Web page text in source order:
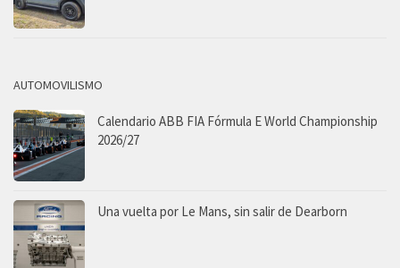
AUTOMOVILISMO
Calendario ABB FIA Fórmula E World Championship
2026/27
Una vuelta por Le Mans, sin salir de Dearborn